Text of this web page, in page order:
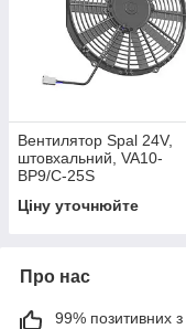
Вентилятор Spal 24V,
штовхальний, VA10-
BP9/C-25S
Ціну уточнюйте
Про нас
99% позитивних з